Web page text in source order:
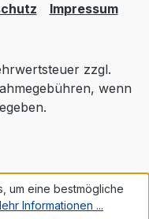
Impressum
zzgl.
wenn
um eine bestmögliche
Informationen ...